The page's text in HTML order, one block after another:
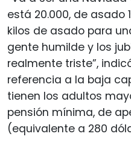
está 20.000, de asado
kilos de asado para
gente humilde y los
realmente triste”,
referencia a la baja
tienen los adultos
pensión mínima, de
(equivalente a 280